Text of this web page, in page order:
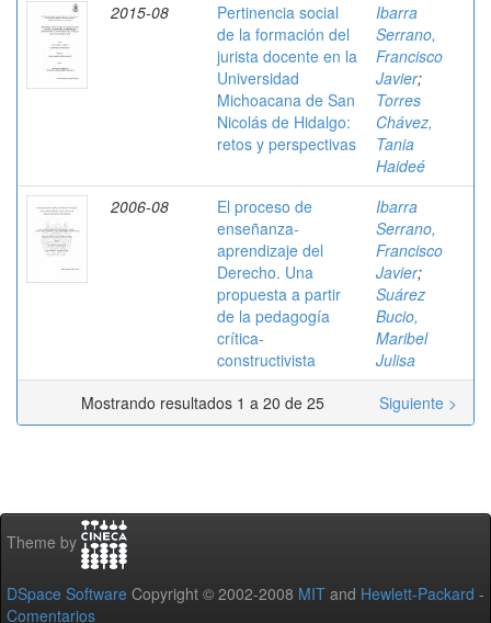
2015-08
Pertinencia social
de la formación del
jurista docente en la
Universidad
Michoacana de San
Nicolás de Hidalgo:
retos y perspectivas
Ibarra
Serrano,
Francisco
Javier;
Torres
Chávez,
Tania
Haideé
2006-08
El proceso de
enseñanza-
aprendizaje del
Derecho. Una
propuesta a partir
de la pedagogía
crítica-
constructivista
Ibarra
Serrano,
Francisco
Javier;
Suárez
Bucio,
Maribel
Julisa
Mostrando resultados 1 a 20 de 25
Siguiente >
Theme by
DSpace Software Copyright © 2002-2008 MIT and Hewlett-Packard -
Comentarios